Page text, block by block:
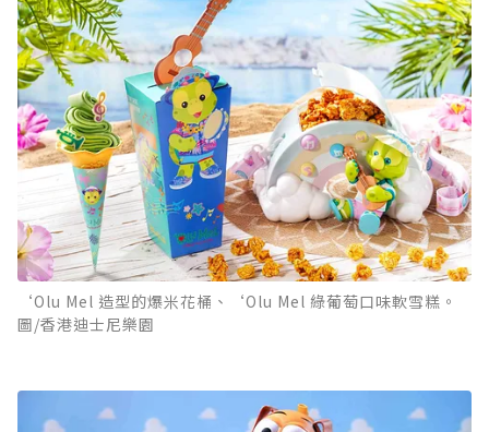
‘Olu Mel 造型的爆米花桶、‘Olu Mel 綠葡萄口味軟雪糕。
圖/香港迪士尼樂園